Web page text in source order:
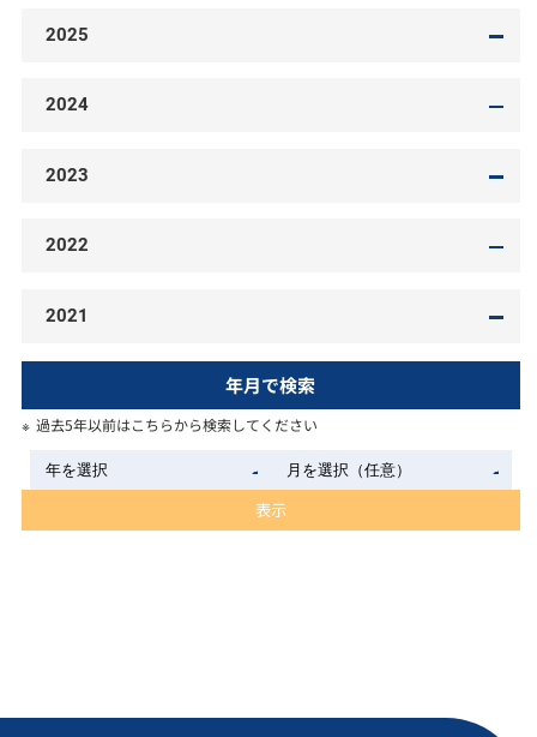
2025
2024
2023
2022
2021
年月で検索
過去5年以前はこちらから検索してください
表示